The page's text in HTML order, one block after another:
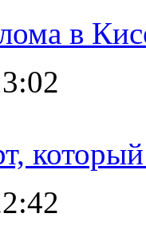
в